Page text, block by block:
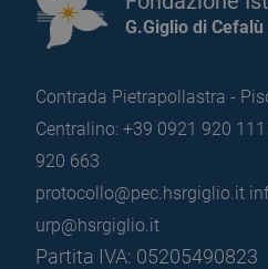
G.Giglio di Cefalù
Contrada Pietrapollastra -
Centralino: +39 0921 920 111
920 663
protocollo@pec.hsrgiglio.it
urp@hsrgiglio.it
Partita IVA: 05205490823